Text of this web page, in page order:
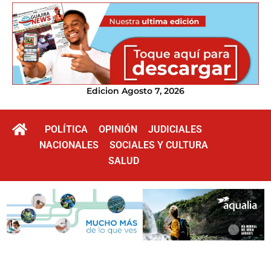
Edicion Agosto 7, 2026
POLÍTICA OPINIÓN
JUDICIALES
NACIONALES
SOCIALES Y CULTURA
SALUD